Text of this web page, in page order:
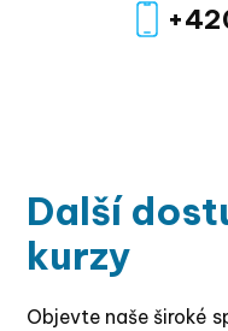
Další
kurzy
Objevte naše široké